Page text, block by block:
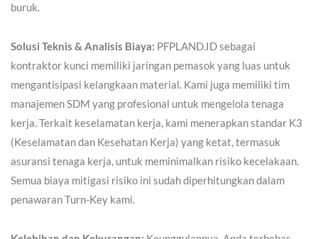
buruk.
Solusi Teknis & Analisis Biaya: PFPLAND.ID sebagai
kontraktor kunci memiliki jaringan pemasok yang luas untuk
mengantisipasi kelangkaan material. Kami juga memiliki tim
manajemen SDM yang profesional untuk mengelola tenaga
kerja. Terkait keselamatan kerja, kami menerapkan standar K3
(Keselamatan dan Kesehatan Kerja) yang ketat, termasuk
asuransi tenaga kerja, untuk meminimalkan risiko kecelakaan.
Semua biaya mitigasi risiko ini sudah diperhitungkan dalam
penawaran Turn-Key kami.